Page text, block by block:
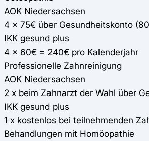
AOK Niedersachsen
4 x 75€ über Gesundheitskonto
IKK gesund plus
4 x 60€ = 240€ pro Kalenderjahr
Professionelle Zahnreinigung
AOK Niedersachsen
2 x beim Zahnarzt der Wahl über
IKK gesund plus
1 x kostenlos bei teilnehmenden
Behandlungen mit Homöopathie